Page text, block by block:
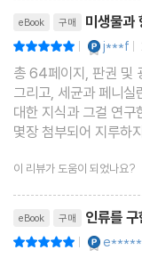
eBook 구매 미생물과
| j***f |
총 64페이지, 판권 및
그리고, 세균과 페니실
대한 지식과 그걸 연
몇장 첨부되어 지루하
이젠 절판되어 구할
다. 살림출판사의 다른
이 리뷰가 도움이 되었나요?
eBook 구매 인류를
|